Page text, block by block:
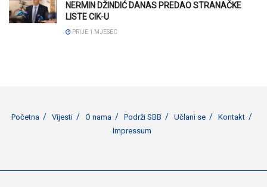
NERMIN DŽINDIĆ DANAS PREDAO STRANAČKE
LISTE CIK-U
PRIJE 1 MJESEC
Početna Vijesti O nama Podrži SBB Učlani se
Kontakt
Impressum